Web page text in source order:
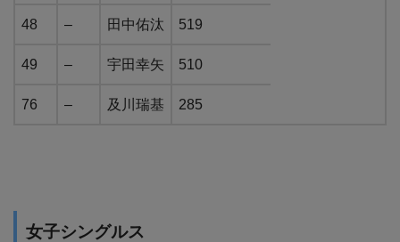
48 – 田中佑汰 519
49 – 宇田幸矢 510
76 – 及川瑞基 285
女子シングルス